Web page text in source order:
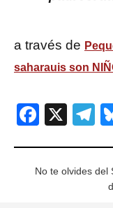
a través de
saharauis son
X
No te olvides del